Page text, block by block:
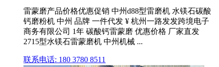
雷蒙磨产品价格优惠促销 中州d88型雷磨机 水镁石碳酸
钙磨粉机 中州 品牌 一件代发 ¥ 杭州一路发发跨境电子
商务有限公司 1年 碳酸钙雷蒙磨 优惠价格 厂家直发
2715型水镁石雷蒙磨机 中州机械 ...
联系电话: 180 3780 8511